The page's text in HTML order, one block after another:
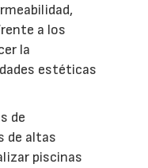
a los
la
estéticas
de
de altas
piscinas